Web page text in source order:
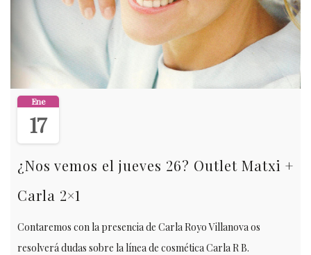
Ene
17
¿Nos vemos el jueves 26? Outlet Matxi +
Carla 2×1
Contaremos con la presencia de Carla Royo Villanova os
resolverá dudas sobre la línea de cosmética Carla R B.